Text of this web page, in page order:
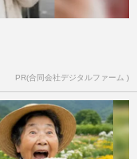
PR(合同会社デジタルファーム )